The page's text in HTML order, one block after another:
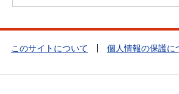
このサイトについて 個人情報の保護に